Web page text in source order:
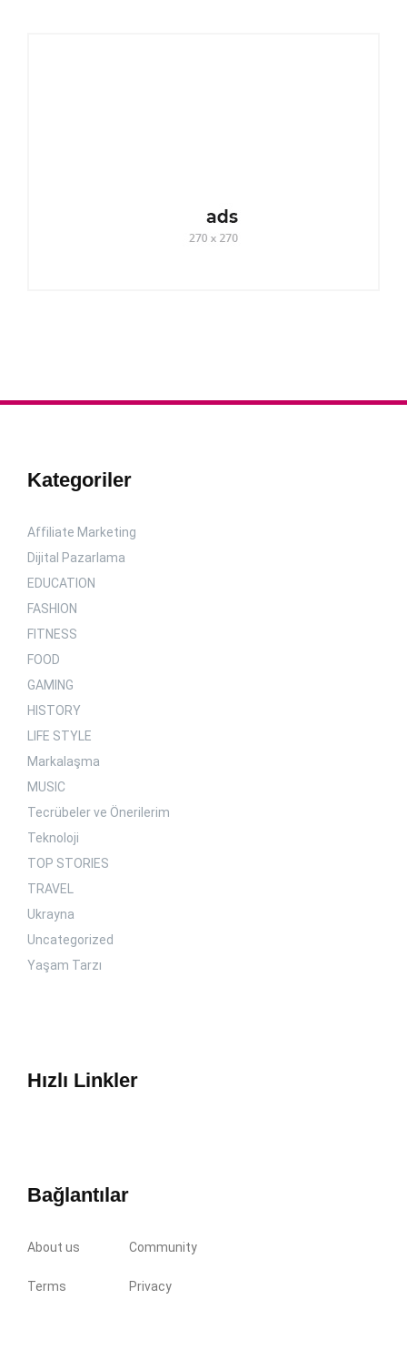
Kategoriler
Affiliate Marketing
Dijital Pazarlama
EDUCATION
FASHION
FITNESS
FOOD
GAMING
HISTORY
LIFE STYLE
Markalaşma
MUSIC
Tecrübeler ve Önerilerim
Teknoloji
TOP STORIES
TRAVEL
Ukrayna
Uncategorized
Yaşam Tarzı
Hızlı Linkler
Bağlantılar
About us Community
Terms Privacy